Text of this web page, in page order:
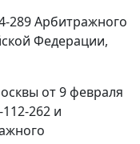
289Арбитражного
Федерации,
от 9 февраля
262 и